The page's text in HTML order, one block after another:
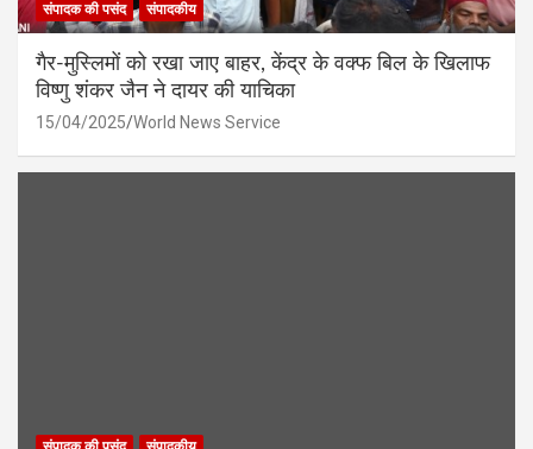
संपादक की पसंद संपादकीय
गैर-मुस्लिमों को रखा जाए बाहर, केंद्र के वक्फ बिल के खिलाफ
विष्णु शंकर जैन ने दायर की याचिका
15/04/2025 World News Service